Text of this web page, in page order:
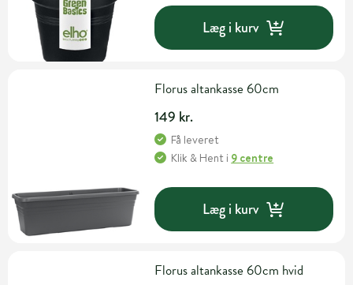
Læg i kurv
Florus altankasse 60cm
149 kr.
Få leveret
Klik & Hent i 9 centre
Læg i kurv
Florus altankasse 60cm hvid